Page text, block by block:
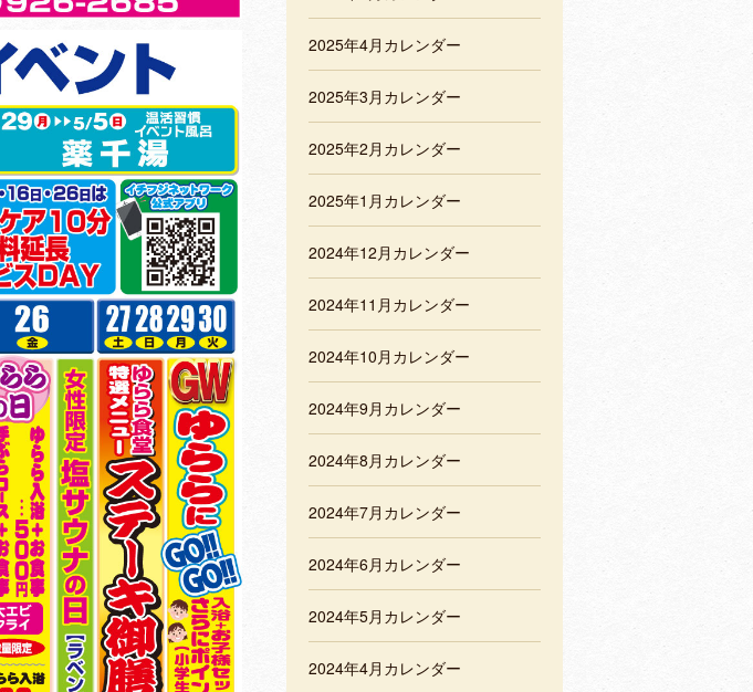
2025年4月カレンダー
2025年3月カレンダー
2025年2月カレンダー
2025年1月カレンダー
2024年12月カレンダー
2024年11月カレンダー
2024年10月カレンダー
2024年9月カレンダー
2024年8月カレンダー
2024年7月カレンダー
2024年6月カレンダー
2024年5月カレンダー
2024年4月カレンダー